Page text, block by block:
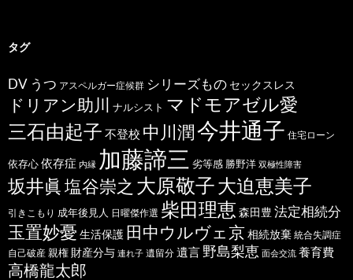
タグ
DV うつ アスペルガー症候群 シリーズもの セックスレス
ドリアン助川 ナルシスト マドモアゼル愛
三石由起子 不登校 中川潤今井通子 住宅ローン
依存心依存症 内縁 加藤諦三 劣等感 勝野洋 双極性障害
坂井眞塩谷崇之 大原敬子大迫恵美子
引きこもり 成年後見人 日曜傑作選 柴田理恵 森田豊 法定相続分
玉置妙憂 生活保護 田中ウルヴェ京相続放棄 統合失調症
自己破産 親権 財産分与 連れ子 遺留分 遺言 野島梨恵 面会交流 養育費
高橋龍太郎